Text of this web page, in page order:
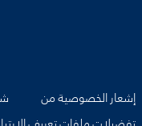
إشعار الخصوصية من